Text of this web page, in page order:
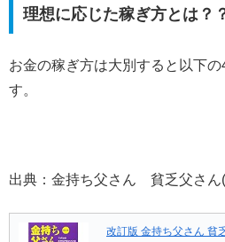
理想に応じた稼ぎ方とは？
お金の稼ぎ方は大別すると以下
す。
出典：金持ち父さん 貧乏父さん
改訂版 金持ち父さん 貧